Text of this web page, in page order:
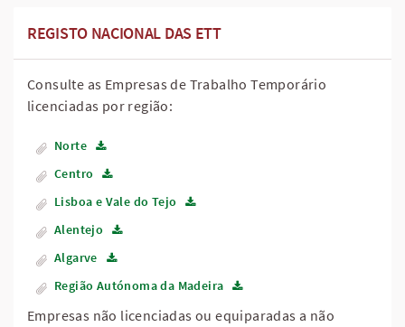
REGISTO NACIONAL DAS ETT
Consulte as Empresas de Trabalho Temporário
licenciadas por região:
Norte
Centro
Lisboa e Vale do Tejo
Alentejo
Algarve
Região Autónoma da Madeira
Empresas não licenciadas ou equiparadas a não